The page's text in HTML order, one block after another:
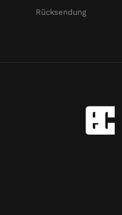
Rücksendung